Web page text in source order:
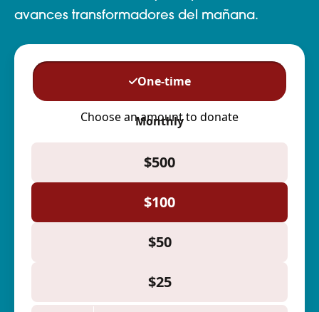
avances transformadores del mañana.